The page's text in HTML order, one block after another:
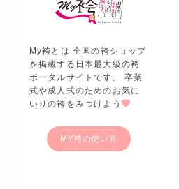
My袴とは 全国の袴ショップ
を掲載する日本最大級の袴
ポータルサイトです。 卒業
式や成人式のためのお気に
いりの袴をみつけよう
MY袴の使い方